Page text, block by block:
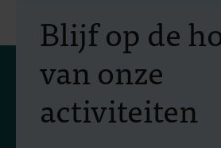
Blijf op de
van onze
activiteiten